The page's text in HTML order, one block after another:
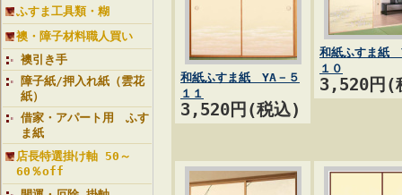
ふすま工具類・糊
襖・障子材料職人買い
襖引き手
障子紙/押入れ紙（雲花
紙）
借家・アパート用 ふす
ま紙
店長特選掛け軸 50～
60％off
和紙ふすま紙 YA－５
１１
3,520円(税込)
和紙ふすま紙
１０
3,520円(